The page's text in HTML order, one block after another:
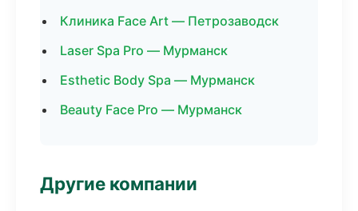
Клиника Face Art — Петрозаводск
Laser Spa Pro — Мурманск
Esthetic Body Spa — Мурманск
Beauty Face Pro — Мурманск
Другие компании